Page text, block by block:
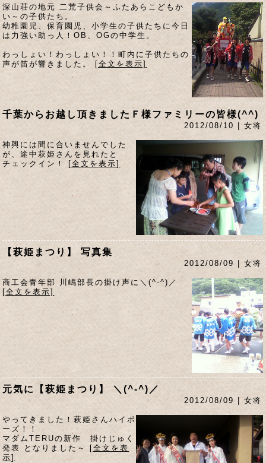
深山荘の地元 二荒子供会～ふたあらこどもか
い～の子供たち。
幼稚園児、保育園児、小学生の子供たちに今日
は力強い助っ人！OB、OGの中学生。
わっしょい！わっしょい！！町内に子供たちの
声が笛が響きました。
[全文を表示]
千葉からお越し頂きましたＦ様ファミリーの皆様(^^)
2012/08/10 | 女将
神輿には間に合いませんでした
が、途中萩姫さんを見れたと
チェックイン！
[全文を表示]
【萩姫まつり】 写真集
2012/08/09 | 女将
商工会青年部 川嶋部長の掛け声に＼(^-^)／
[全文を表示]
元気に【萩姫まつり】 ＼(^-^)／
2012/08/09 | 女将
やってきました！萩姫さんハイポ
ーズ！！
マダムTERUの新作 掛けじゅく
発表 となりました～
[全文を表
示]